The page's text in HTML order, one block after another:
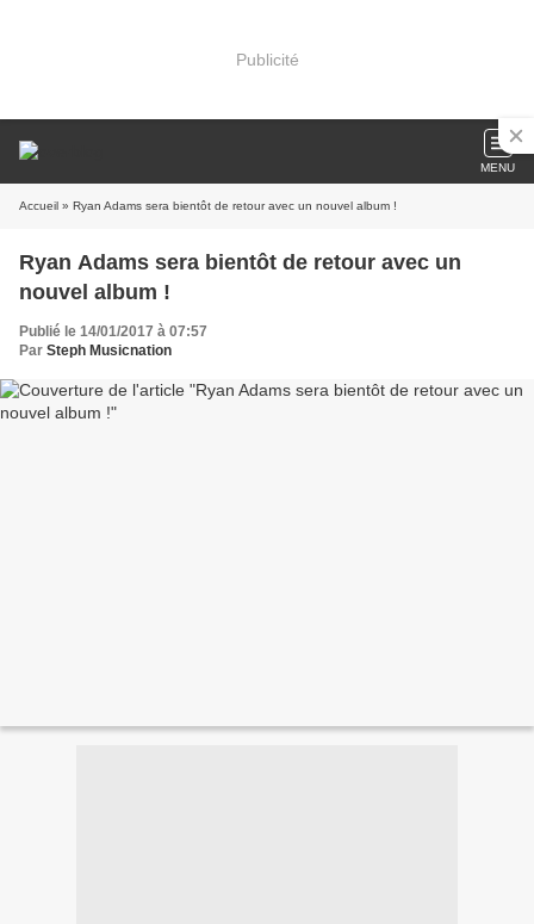
Publicité
MENU
Accueil » Ryan Adams sera bientôt de retour avec un nouvel album !
Ryan Adams sera bientôt de retour avec un
nouvel album !
Publié le 14/01/2017 à 07:57
Par Steph Musicnation